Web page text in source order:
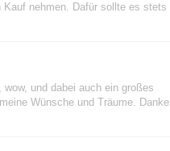
nehmen. Dafür sollte es stets
und dabei auch ein großes
Wünsche und Träume. Danke